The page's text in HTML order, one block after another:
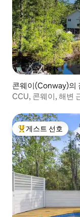
콘웨이(Conway)의
CCU, 콘웨이, 해변
상위 게스트 선호
게스트 선호